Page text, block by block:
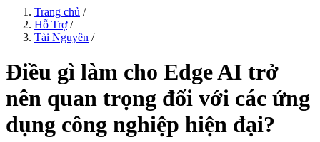
Trang chủ /
Hỗ Trợ/
Tài Nguyên /
Điều gì làm cho Edge AI trở
nên quan trọng đối với các ứng
dụng công nghiệp hiện đại?